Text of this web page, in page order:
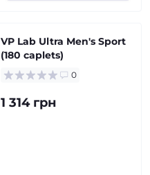
VP Lab Ultra Men's Sport
(180 caplets)
0
1 314 грн